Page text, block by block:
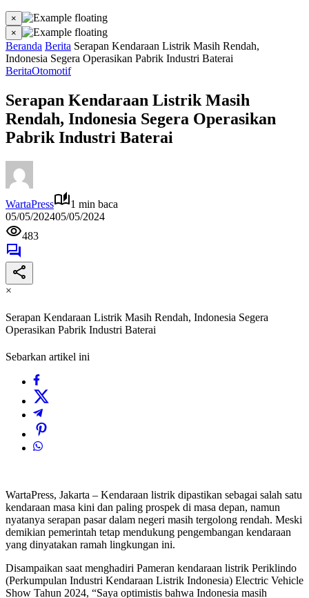
×
×
Beranda Berita Serapan Kendaraan Listrik Masih Rendah,
Indonesia Segera Operasikan Pabrik Industri Baterai
BeritaOtomotif
Serapan Kendaraan Listrik Masih
Rendah, Indonesia Segera Operasikan
Pabrik Industri Baterai
WartaPress
1 min baca
05/05/202405/05/2024
483
×
Serapan Kendaraan Listrik Masih Rendah, Indonesia Segera
Operasikan Pabrik Industri Baterai
Sebarkan artikel ini
WartaPress, Jakarta – Kendaraan listrik dipastikan sebagai salah satu
kendaraan masa kini dan paling prospek di masa depan, namun
nyatanya serapan pasar dalam negeri masih tergolong rendah. Meski
demikian pemerintah tetap mendukung pengembangan kendaraan
yang dinyatakan ramah lingkungan ini.
Disampaikan saat menghadiri Pameran kendaraan listrik Periklindo
(Perkumpulan Industri Kendaraan Listrik Indonesia) Electric Vehicle
Show Tahun 2024, “Saya optimistis bahwa Indonesia masih